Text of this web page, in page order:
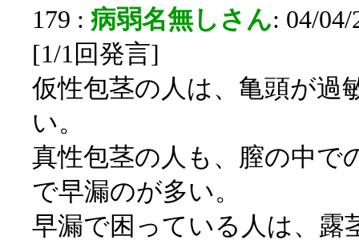
179 : 病弱名無しさん: 04/
[1/1回発言]
仮性包茎の人は、亀頭が過
い。
真性包茎の人も、膣の中で
で早漏のが多い。
早漏で困っている人は、露